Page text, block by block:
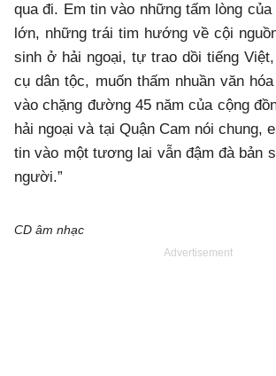
qua đi. Em tin vào những tấm lòng
lớn, những trái tim hướng về cội
sinh ở hải ngoại, tự trao dồi tiếng
cụ dân tộc, muốn thấm nhuần văn
vào chặng đường 45 năm của cộng
hải ngoại và tại Quận Cam nói chung,
tin vào một tương lai vẫn đậm đà bản
người.”
CD âm nhạc
Advertisement